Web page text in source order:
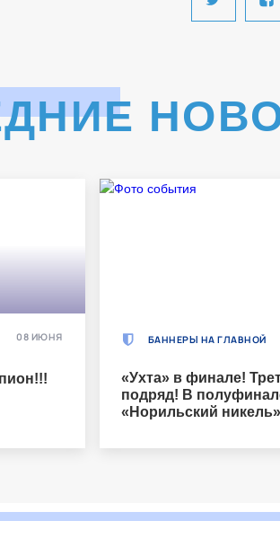
08 ИЮНЯ БАННЕРЫ НА ГЛАВНОЙ
«Ухта» в финале!
подряд! В
«Норильский